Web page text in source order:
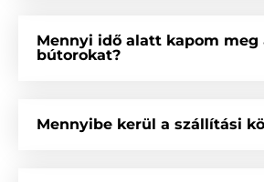
Mennyi idő alatt kapom meg
bútorokat?
Mennyibe kerül a szállítási